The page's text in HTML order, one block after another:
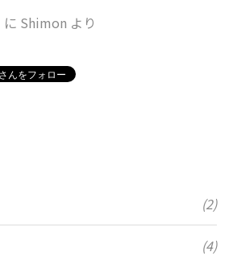
に Shimon より
(2)
(4)